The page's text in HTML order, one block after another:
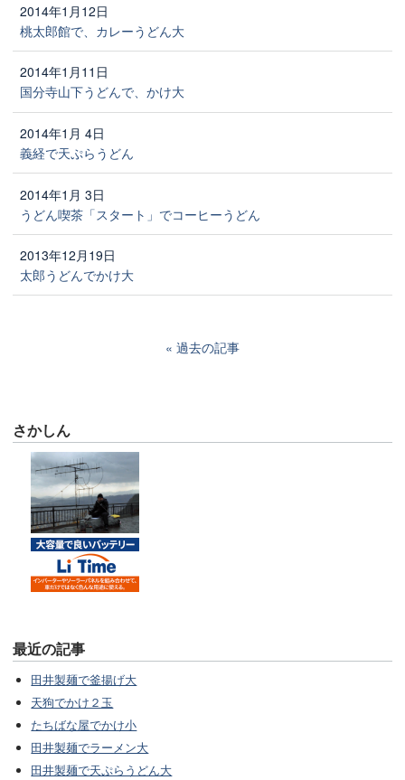
2014年1月12日
桃太郎館で、カレーうどん大
2014年1月11日
国分寺山下うどんで、かけ大
2014年1月 4日
義経で天ぷらうどん
2014年1月 3日
うどん喫茶「スタート」でコーヒーうどん
2013年12月19日
太郎うどんでかけ大
過去の記事
さかしん
最近の記事
田井製麺で釜揚げ大
天狗でかけ２玉
たちばな屋でかけ小
田井製麺でラーメン大
田井製麺で天ぷらうどん大